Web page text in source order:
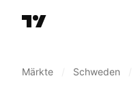
Märkte Schweden